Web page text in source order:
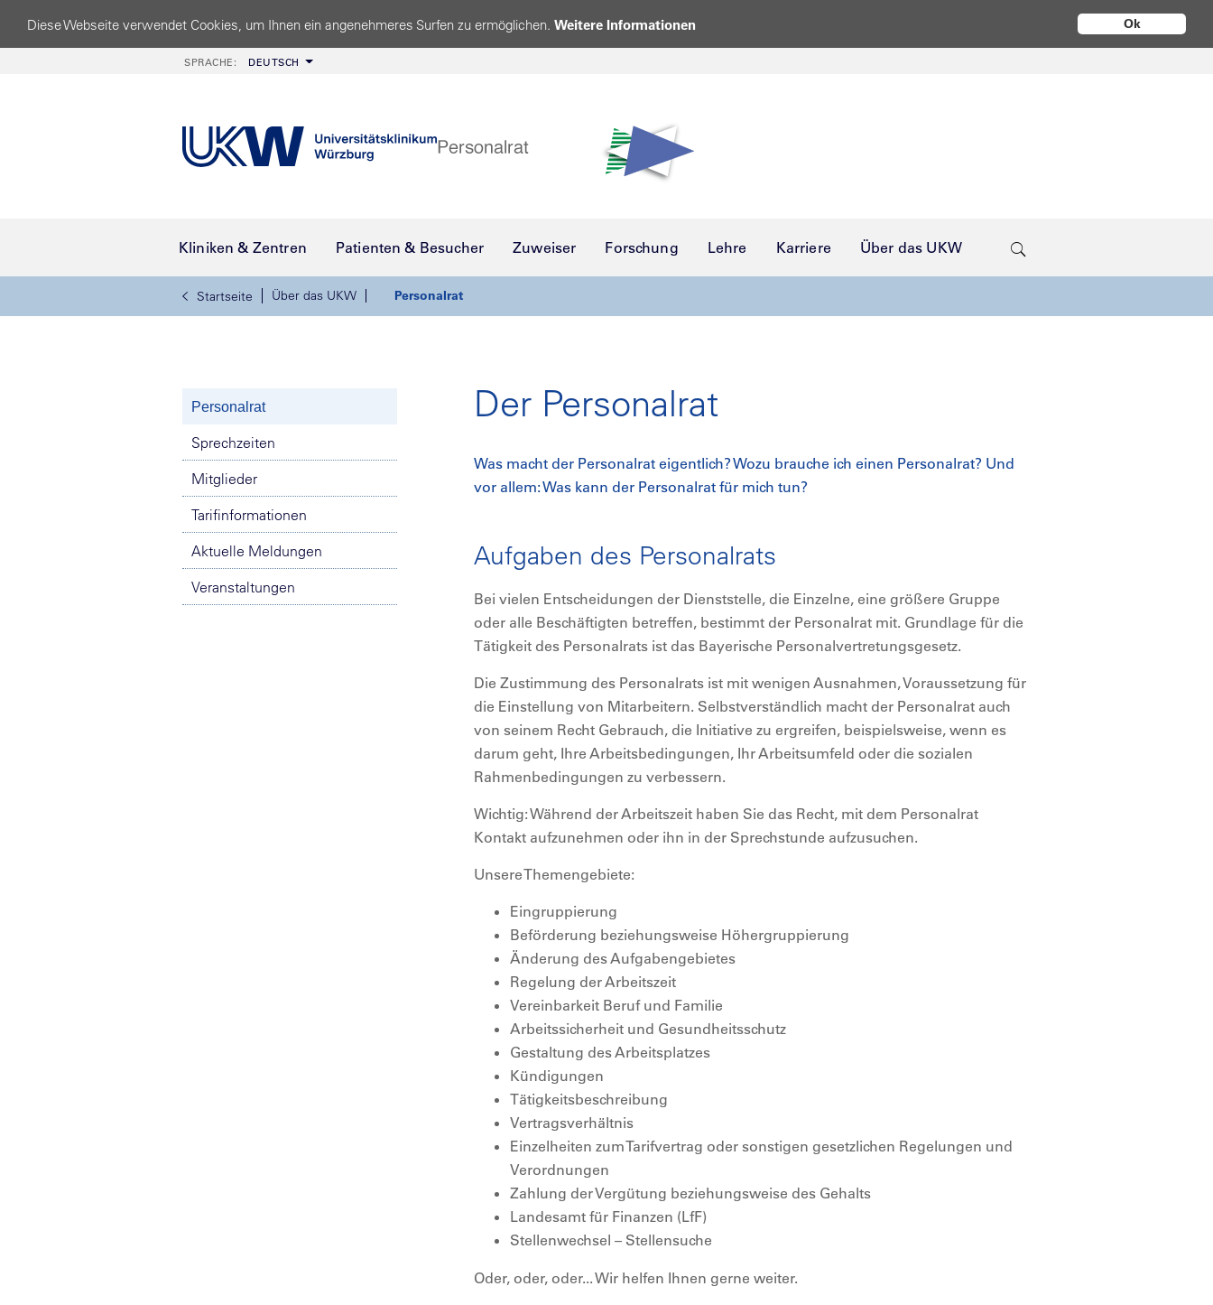
Ok
Diese Webseite verwendet Cookies, um Ihnen ein angenehmeres Surfen zu ermöglichen. Weitere Informationen
SPRACHE: DEUTSCH
Kliniken & Zentren Patienten & Besucher Zuweiser Forschung Lehre Karriere Über das UKW
Startseite Über das UKW Personalrat
Personalrat
Sprechzeiten
Mitglieder
Tarifinformationen
Aktuelle Meldungen
Veranstaltungen
Der Personalrat
Was macht der Personalrat eigentlich? Wozu brauche ich einen Personalrat? Und
vor allem: Was kann der Personalrat für mich tun?
Aufgaben des Personalrats
Bei vielen Entscheidungen der Dienststelle, die Einzelne, eine größere Gruppe
oder alle Beschäftigten betreffen, bestimmt der Personalrat mit. Grundlage für die
Tätigkeit des Personalrats ist das Bayerische Personalvertretungsgesetz.
Die Zustimmung des Personalrats ist mit wenigen Ausnahmen, Voraussetzung für
die Einstellung von Mitarbeitern. Selbstverständlich macht der Personalrat auch
von seinem Recht Gebrauch, die Initiative zu ergreifen, beispielsweise, wenn es
darum geht, Ihre Arbeitsbedingungen, Ihr Arbeitsumfeld oder die sozialen
Rahmenbedingungen zu verbessern.
Wichtig: Während der Arbeitszeit haben Sie das Recht, mit dem Personalrat
Kontakt aufzunehmen oder ihn in der Sprechstunde aufzusuchen.
Unsere Themengebiete:
Eingruppierung
Beförderung beziehungsweise Höhergruppierung
Änderung des Aufgabengebietes
Regelung der Arbeitszeit
Vereinbarkeit Beruf und Familie
Arbeitssicherheit und Gesundheitsschutz
Gestaltung des Arbeitsplatzes
Kündigungen
Tätigkeitsbeschreibung
Vertragsverhältnis
Einzelheiten zum Tarifvertrag oder sonstigen gesetzlichen Regelungen und
Verordnungen
Zahlung der Vergütung beziehungsweise des Gehalts
Landesamt für Finanzen (LfF)
Stellenwechsel – Stellensuche
Oder, oder, oder... Wir helfen Ihnen gerne weiter.